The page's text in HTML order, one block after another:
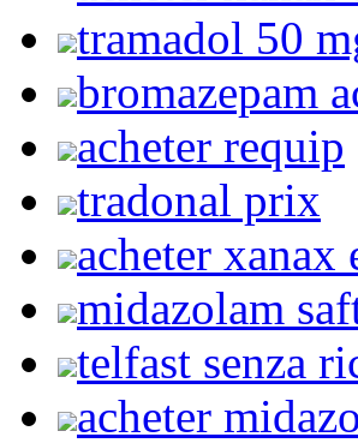
tramadol 50
bromazepam
acheter requip
tradonal prix
acheter xanax
midazolam
telfast senza
acheter